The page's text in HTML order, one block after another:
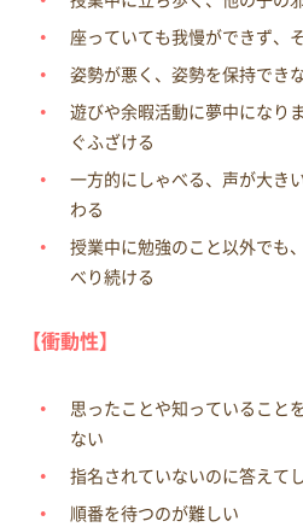
座っていても我慢ができず、
姿勢が悪く、姿勢を保持でき
遊びや余暇活動に夢中になり
ぐふざける
一方的にしゃべる、声が大き
わる
授業中に勉強のこと以外でも
べり続ける
【衝動性】
思ったことや知っていること
ない
指名されていないのに答えて
順番を待つのが難しい